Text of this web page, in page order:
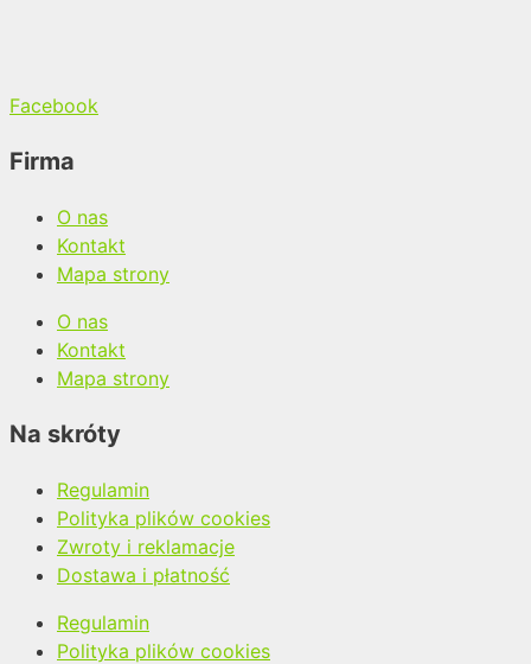
Facebook
Firma
O nas
Kontakt
Mapa strony
O nas
Kontakt
Mapa strony
Na skróty
Regulamin
Polityka plików cookies
Zwroty i reklamacje
Dostawa i płatność
Regulamin
Polityka plików cookies